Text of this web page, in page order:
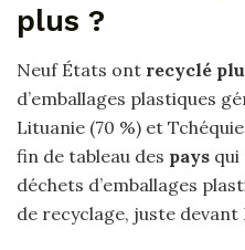
plus ?
Neuf États ont recyclé
d’emballages plastiques
Lituanie (70 %) et
fin de tableau des pays qui
déchets d’emballages
de recyclage, juste devant